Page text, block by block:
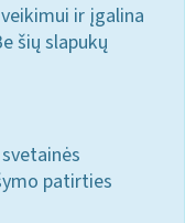
ir įgalina
šių slapukų
patirties